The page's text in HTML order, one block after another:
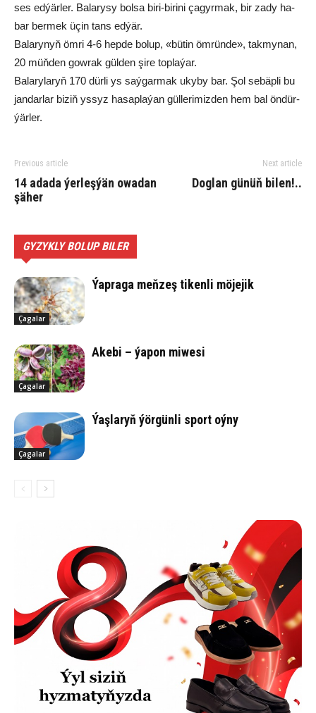
ses ed­ýär­ler. Balary­sy bol­sa bi­ri-bi­ri­ni ça­gyr­mak, bir za­dy ha­
bar ber­mek üçin tans ed­ýär.
Ba­la­ry­nyň öm­ri 4-6 hep­de bo­lup, «bü­tin öm­rün­de», tak­my­nan,
20 müň­den gow­rak gül­den şi­re top­la­ýar.
Ba­la­ry­la­ryň 170 dür­li ys saý­gar­mak uky­by bar. Şol se­bäp­li bu
jan­dar­lar bi­ziň ys­syz ha­sap­la­ýan gül­le­ri­miz­den hem bal ön­dür­
ýär­ler.
Previous article
14 ada­da ýer­leş­ýän owa­dan
şä­her
Next article
Dog­lan gü­nüň bi­len!..
GYZYKLY BOLUP BILER
Çagalar
Ýap­ra­ga meň­zeş ti­ken­li mö­je­jik
Çagalar
Ake­bi – ýa­pon mi­we­si
Çagalar
Ýaş­la­ryň ýör­gün­li sport oýny